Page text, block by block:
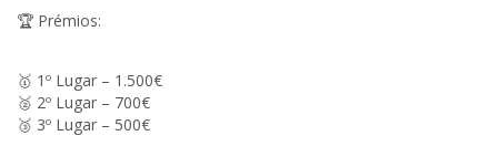
🏆 Prémios:
🥇 1º Lugar – 1.500€
🥈 2º Lugar – 700€
🥉 3º Lugar – 500€